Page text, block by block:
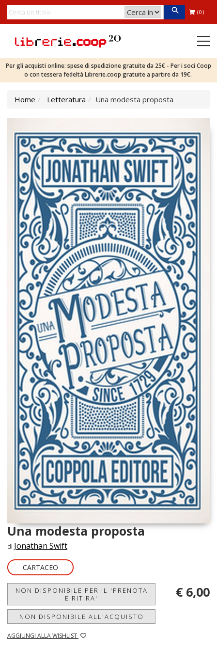
(0)
Per gli acquisti online: spese di spedizione gratuite da 25€ - Per i soci Coop
o con tessera fedeltà Librerie.coop gratuite a partire da 19€.
Home Letteratura Una modesta proposta
Una modesta proposta
di Jonathan Swift
CARTACEO
NON DISPONIBILE PER IL 'PRENOTA
E RITIRA'
NON DISPONIBILE ALL'ACQUISTO
AGGIUNGI ALLA WISHLIST
€ 6,00